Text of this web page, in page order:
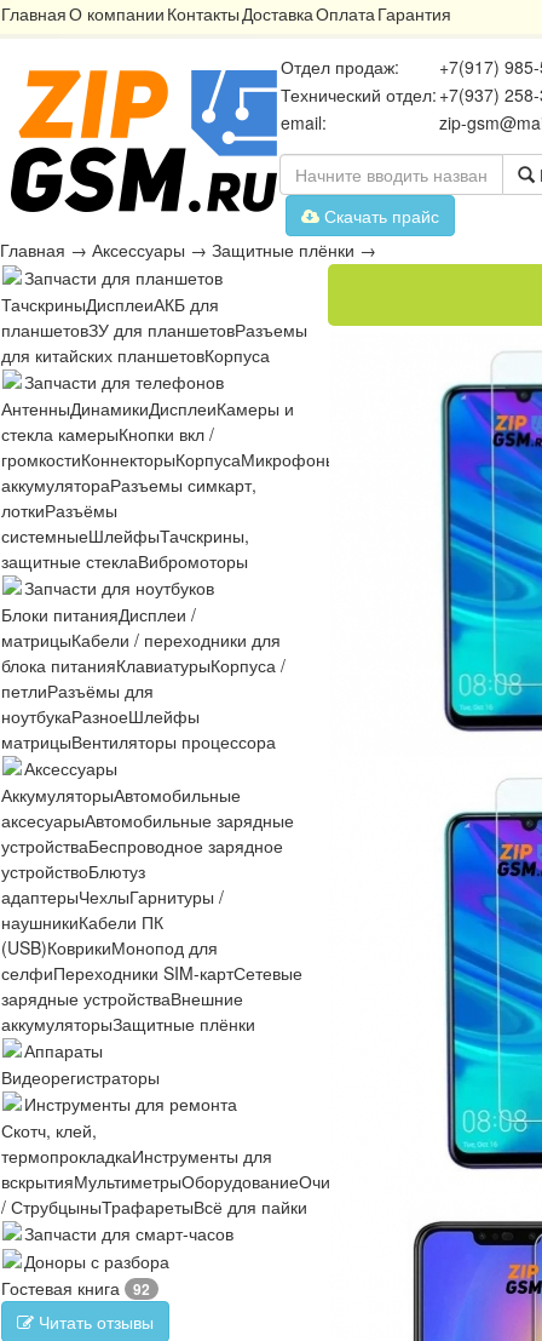
ГлавнаяО компании КонтактыДоставкаОплатаГарантия
Отдел продаж:
+7(917)
Технический отдел: +7(937)
email:
zip-
Скачать прайс
Главная → Аксессуары → Защитные плёнки →
Запчасти для планшетов
ТачскриныДисплеиАКБ для
планшетовЗУ для планшетовРазъемы
для китайских планшетовКорпуса
Запчасти для телефонов
АнтенныДинамикиДисплеиКамеры и
стекла камерыКнопки вкл /
громкостиКоннекторыКорпусаМикрофоны Платы
аккумулятораРазъемы симкарт,
лоткиРазъёмы
системныеШлейфыТачскрины,
защитные стеклаВибромоторы
Запчасти для ноутбуков
Блоки питанияДисплеи /
матрицыКабели / переходники для
блока питанияКлавиатурыКорпуса /
петлиРазъёмы для
ноутбукаРазноеШлейфы
матрицыВентиляторы процессора
Аксессуары
АккумуляторыАвтомобильные
аксесуарыАвтомобильные зарядные
устройстваБеспроводное зарядное
устройствоБлютуз
адаптерыЧехлыГарнитуры /
наушникиКабели ПК
(USB)КоврикиМонопод для
селфиПереходники SIM-картСетевые
зарядные устройстваВнешние
аккумуляторыЗащитные плёнки
Аппараты
Видеорегистраторы
Инструменты для ремонта
Скотч, клей,
термопрокладкаИнструменты для
вскрытияМультиметрыОборудованиеОчистители
/ СтрубцыныТрафаретыВсё для пайки
Запчасти для смарт-часов
Доноры с разбора
Гостевая книга
92
Читать отзывы